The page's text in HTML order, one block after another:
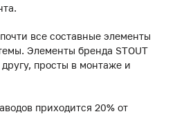
все составные элементы
Элементы бренда STOUT
просты в монтаже и
приходится 20% от